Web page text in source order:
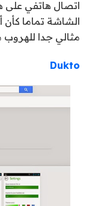
اتصال هاتفي
الشاشة تماما
مثالي جدا للهروب
Dukto